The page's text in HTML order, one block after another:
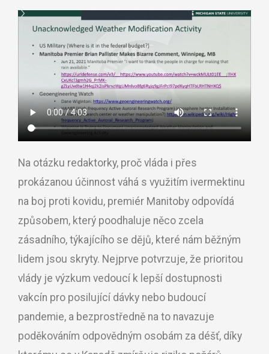
Na otázku redaktorky, proč vláda i přes
prokázanou účinnost váhá s využitím ivermektinu
na boj proti kovidu, premiér Manitoby odpovídá
způsobem, který poodhaluje něco zcela
zásadního, týkajícího se dějů, které nám běžným
lidem jsou skryty. Nejprve potvrzuje, že prioritou
vlády je výzkum vedoucí k lepší dostupnosti
vakcín pro posilující dávky nebo budoucí
pandemie, a bezprostředně na to navazuje
poděkováním odpovědným osobám za déšť, díky